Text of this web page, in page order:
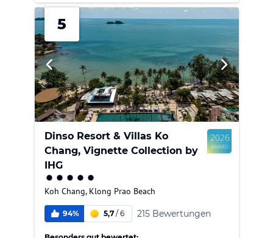
5
Dinso Resort & Villas Ko
Chang, Vignette Collection by
IHG
Koh Chang, Klong Prao Beach
94% 5,7/ 6 215 Bewertungen